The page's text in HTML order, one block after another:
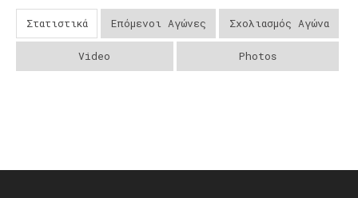
Στατιστικά Επόμενοι Αγώνες Σχολιασμός Αγώνα
Video Photos